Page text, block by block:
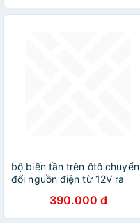
bộ biến tần trên ôtô chuyển
đổi nguồn điện từ 12V ra
390.000 đ